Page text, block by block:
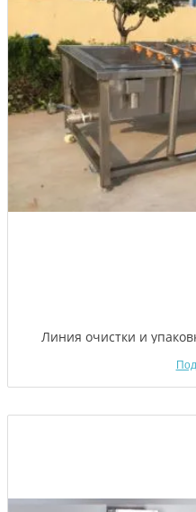
Линия очистки и